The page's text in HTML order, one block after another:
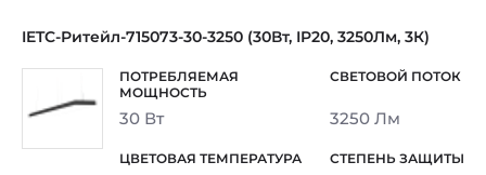
IETC-Ритейл-715073-30-3250 (30Вт, IP20, 3250Лм, 3К)
30 Вт 3250 Лм